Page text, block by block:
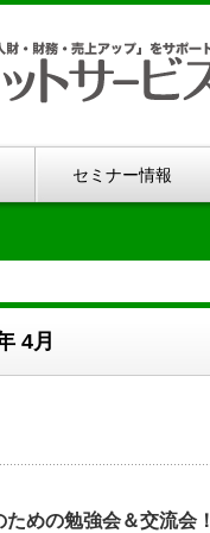
セミナー情報
4月
めの勉強会＆交流会！